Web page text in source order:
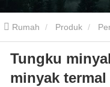
Rumah Produk
atau ketel minyak termal
Tungku
minyak